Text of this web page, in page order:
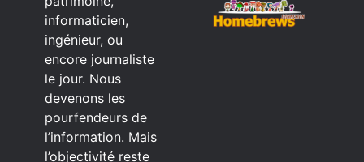
informaticien,
ingénieur, ou
encore journaliste
le jour. Nous
devenons les
pourfendeurs de
l’information. Mais
l’objectivité reste